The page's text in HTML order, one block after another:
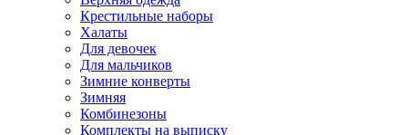
Крестильные наборы
Халаты
Для девочек
Для мальчиков
Зимние конверты
Зимняя
Комбинезоны
Комплекты на выписку